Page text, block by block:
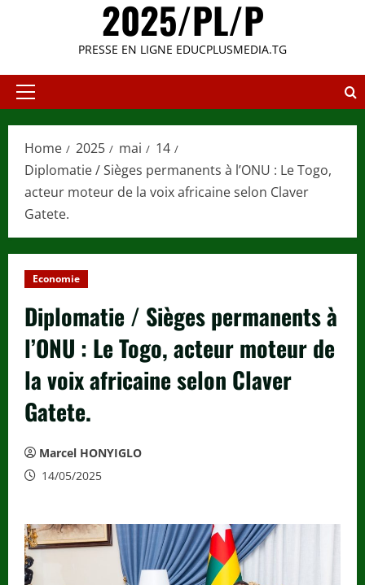
2025/PL/P
PRESSE EN LIGNE EDUCPLUSMEDIA.TG
Primary
Home 2025 mai
14
Diplomatie / Sièges permanents à l’ONU : Le Togo,
acteur moteur de la voix africaine selon Claver
Gatete.
Economie
Diplomatie / Sièges permanents à
l’ONU : Le Togo, acteur moteur de
la voix africaine selon Claver
Gatete.
Marcel HONYIGLO
14/05/2025